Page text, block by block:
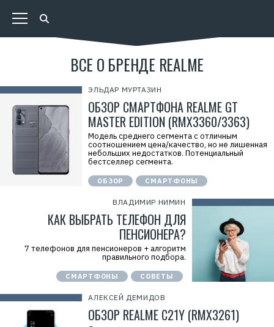
ВСЕ О БРЕНДЕ REALME
ЭЛЬДАР МУРТАЗИН
ОБЗОР СМАРТФОНА REALME GT
MASTER EDITION (RMX3360/3363)
Модель среднего сегмента с отличным
соотношением цена/качество, но не лишенная
небольших недостатков. Потенциальный
бестселлер сегмента.
ОБЗОР СМАРТФОНЫ
ВЛАДИМИР НИМИН
КАК ВЫБРАТЬ ТЕЛЕФОН ДЛЯ
ПЕНСИОНЕРА?
7 телефонов для пенсионеров + алгоритм
правильного подбора.
СМАРТФОНЫ СОВЕТЫ
АЛЕКСЕЙ ДЕМИДОВ
ОБЗОР REALME C21Y (RMX3261)